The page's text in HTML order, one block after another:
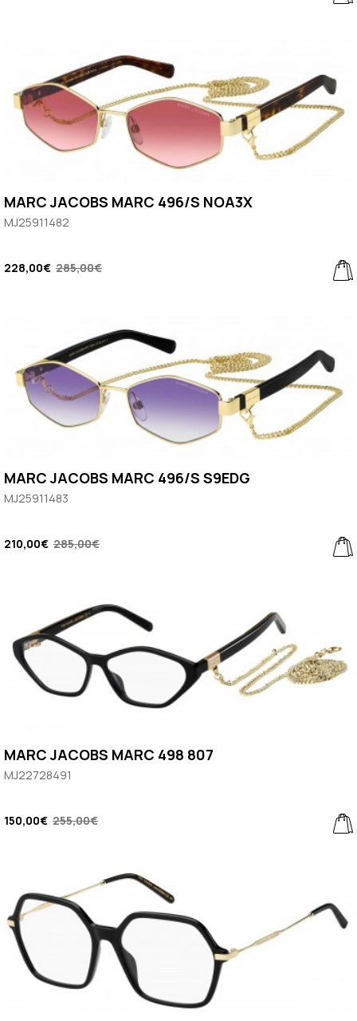
MARC JACOBS MARC 496/S NOA3X
MJ25911482
228,00€ 285,00€
MARC JACOBS MARC 496/S S9EDG
MJ25911483
210,00€ 285,00€
MARC JACOBS MARC 498 807
MJ22728491
150,00€ 255,00€